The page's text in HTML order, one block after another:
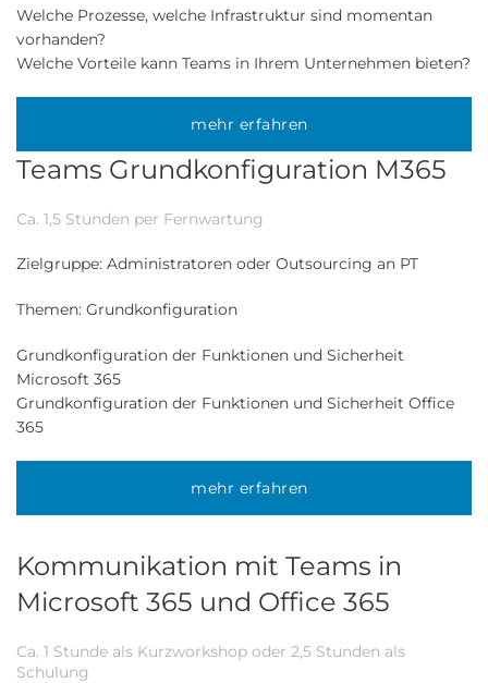
Welche Prozesse, welche Infrastruktur sind momentan
vorhanden?
Welche Vorteile kann Teams in Ihrem Unternehmen bieten?
mehr erfahren
Teams Grundkonfiguration M365
Ca. 1,5 Stunden per Fernwartung
Zielgruppe: Administratoren oder Outsourcing an PT
Themen: Grundkonfiguration
Grundkonfiguration der Funktionen und Sicherheit
Microsoft 365
Grundkonfiguration der Funktionen und Sicherheit Office
365
mehr erfahren
Kommunikation mit Teams in
Microsoft 365 und Office 365
Ca. 1 Stunde als Kurzworkshop oder 2,5 Stunden als
Schulung